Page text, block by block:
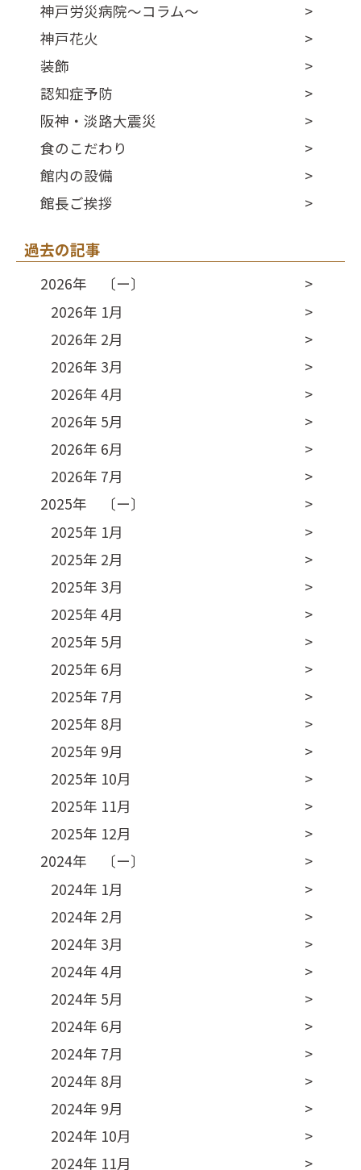
神戸労災病院～コラム～
神戸花火
装飾
認知症予防
阪神・淡路大震災
食のこだわり
館内の設備
館長ご挨拶
過去の記事
2026年 〔ー〕
2026年 1月
2026年 2月
2026年 3月
2026年 4月
2026年 5月
2026年 6月
2026年 7月
2025年 〔ー〕
2025年 1月
2025年 2月
2025年 3月
2025年 4月
2025年 5月
2025年 6月
2025年 7月
2025年 8月
2025年 9月
2025年 10月
2025年 11月
2025年 12月
2024年 〔ー〕
2024年 1月
2024年 2月
2024年 3月
2024年 4月
2024年 5月
2024年 6月
2024年 7月
2024年 8月
2024年 9月
2024年 10月
2024年 11月